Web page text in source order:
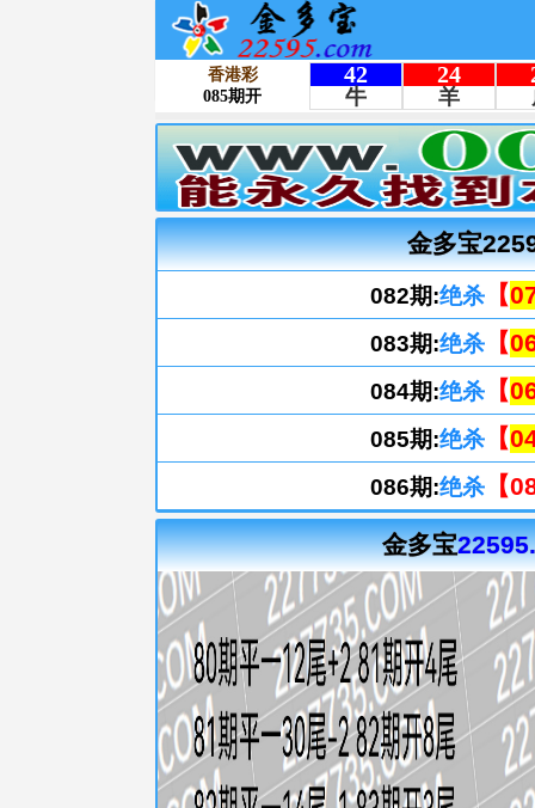
金多宝
082期:绝杀【
083期:绝杀【
084期:绝杀【
085期:绝杀【
086期:绝杀【
金多宝